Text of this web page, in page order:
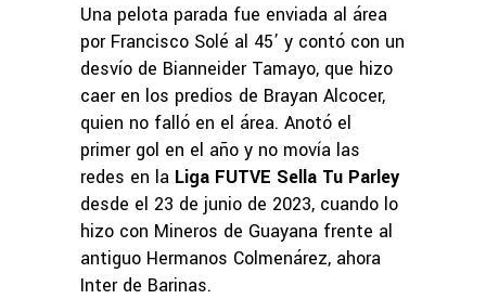
Una pelota parada fue enviada al área
por Francisco Solé al 45’ y contó con un
desvío de Bianneider Tamayo, que hizo
caer en los predios de Brayan Alcocer,
quien no falló en el área. Anotó el
primer gol en el año y no movía las
redes en la Liga FUTVE Sella Tu Parley
desde el 23 de junio de 2023, cuando lo
hizo con Mineros de Guayana frente al
antiguo Hermanos Colmenárez, ahora
Inter de Barinas.